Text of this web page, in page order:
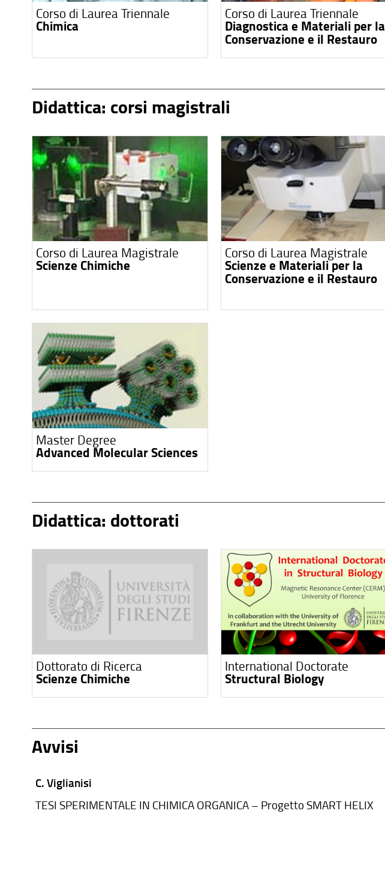
Corso di Laurea Triennale
Chimica
Corso di Laurea Triennale
Diagnostica e Materiali per la
Conservazione e il Restauro
Didattica: corsi magistrali
Corso di Laurea Magistrale
Scienze Chimiche
Corso di Laurea Magistrale
Scienze e Materiali per la
Conservazione e il Restauro
Master Degree
Advanced Molecular Sciences
Didattica: dottorati
Dottorato di Ricerca
Scienze Chimiche
International Doctorate
Structural Biology
Avvisi
C. Viglianisi
TESI SPERIMENTALE IN CHIMICA ORGANICA – Progetto SMART HELIX